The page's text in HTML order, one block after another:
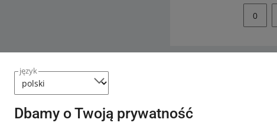
język
Dbamy o Twoją prywatność
0